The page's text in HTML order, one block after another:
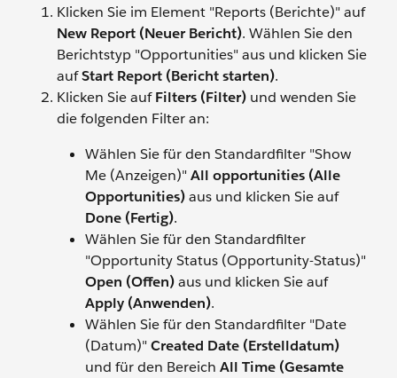
Klicken Sie im Element "Reports (Berichte)" auf
New Report (Neuer Bericht). Wählen Sie den
Berichtstyp "Opportunities" aus und klicken Sie
aufStart Report (Bericht starten).
Klicken Sie aufFilters (Filter) und wenden Sie
die folgenden Filter an:
Wählen Sie für den Standardfilter "Show
Me (Anzeigen)"All opportunities (Alle
Opportunities)aus und klicken Sie auf
Done (Fertig).
Wählen Sie für den Standardfilter
"Opportunity Status (Opportunity-Status)"
Open (Offen)aus und klicken Sie auf
Apply (Anwenden).
Wählen Sie für den Standardfilter "Date
(Datum)"Created Date (Erstelldatum)
und für den Bereich All Time (Gesamte